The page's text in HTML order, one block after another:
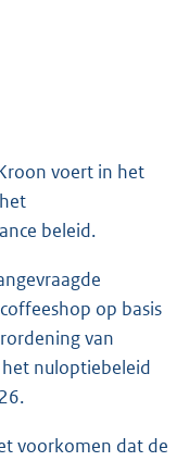
voert in het
beleid.
op basis
van
nuloptiebeleid
voorkomen dat de